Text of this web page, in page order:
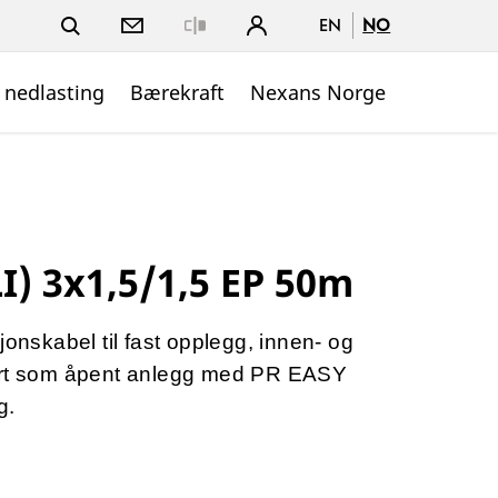
EN NO
Bærekraft Nexans Norge
3x1,5/1,5 EP 50m
til fast opplegg, innen- og
som åpent anlegg med PR EASY